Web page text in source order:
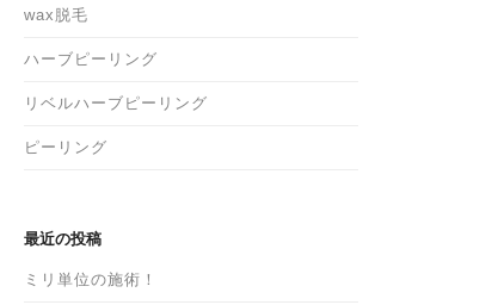
wax脱毛
ハーブピーリング
リベルハーブピーリング
ピーリング
最近の投稿
ミリ単位の施術！